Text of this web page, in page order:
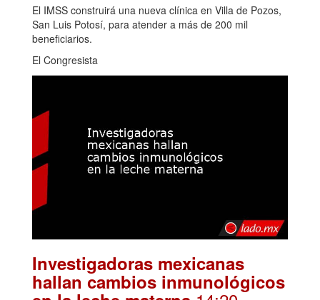
El IMSS construirá una nueva clínica en Villa de Pozos,
San Luis Potosí, para atender a más de 200 mil
beneficiarios.
El Congresista
Investigadoras mexicanas
hallan cambios inmunológicos